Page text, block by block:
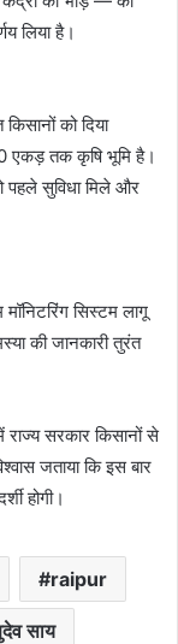
लिया है।
को दिया
एकड़ तक कृषि भूमि है।
पहले सुविधा मिले और
सिस्टम लागू
की जानकारी तुरंत
राज्य सरकार किसानों से
जताया कि इस बार
होगी।
raipur
साय